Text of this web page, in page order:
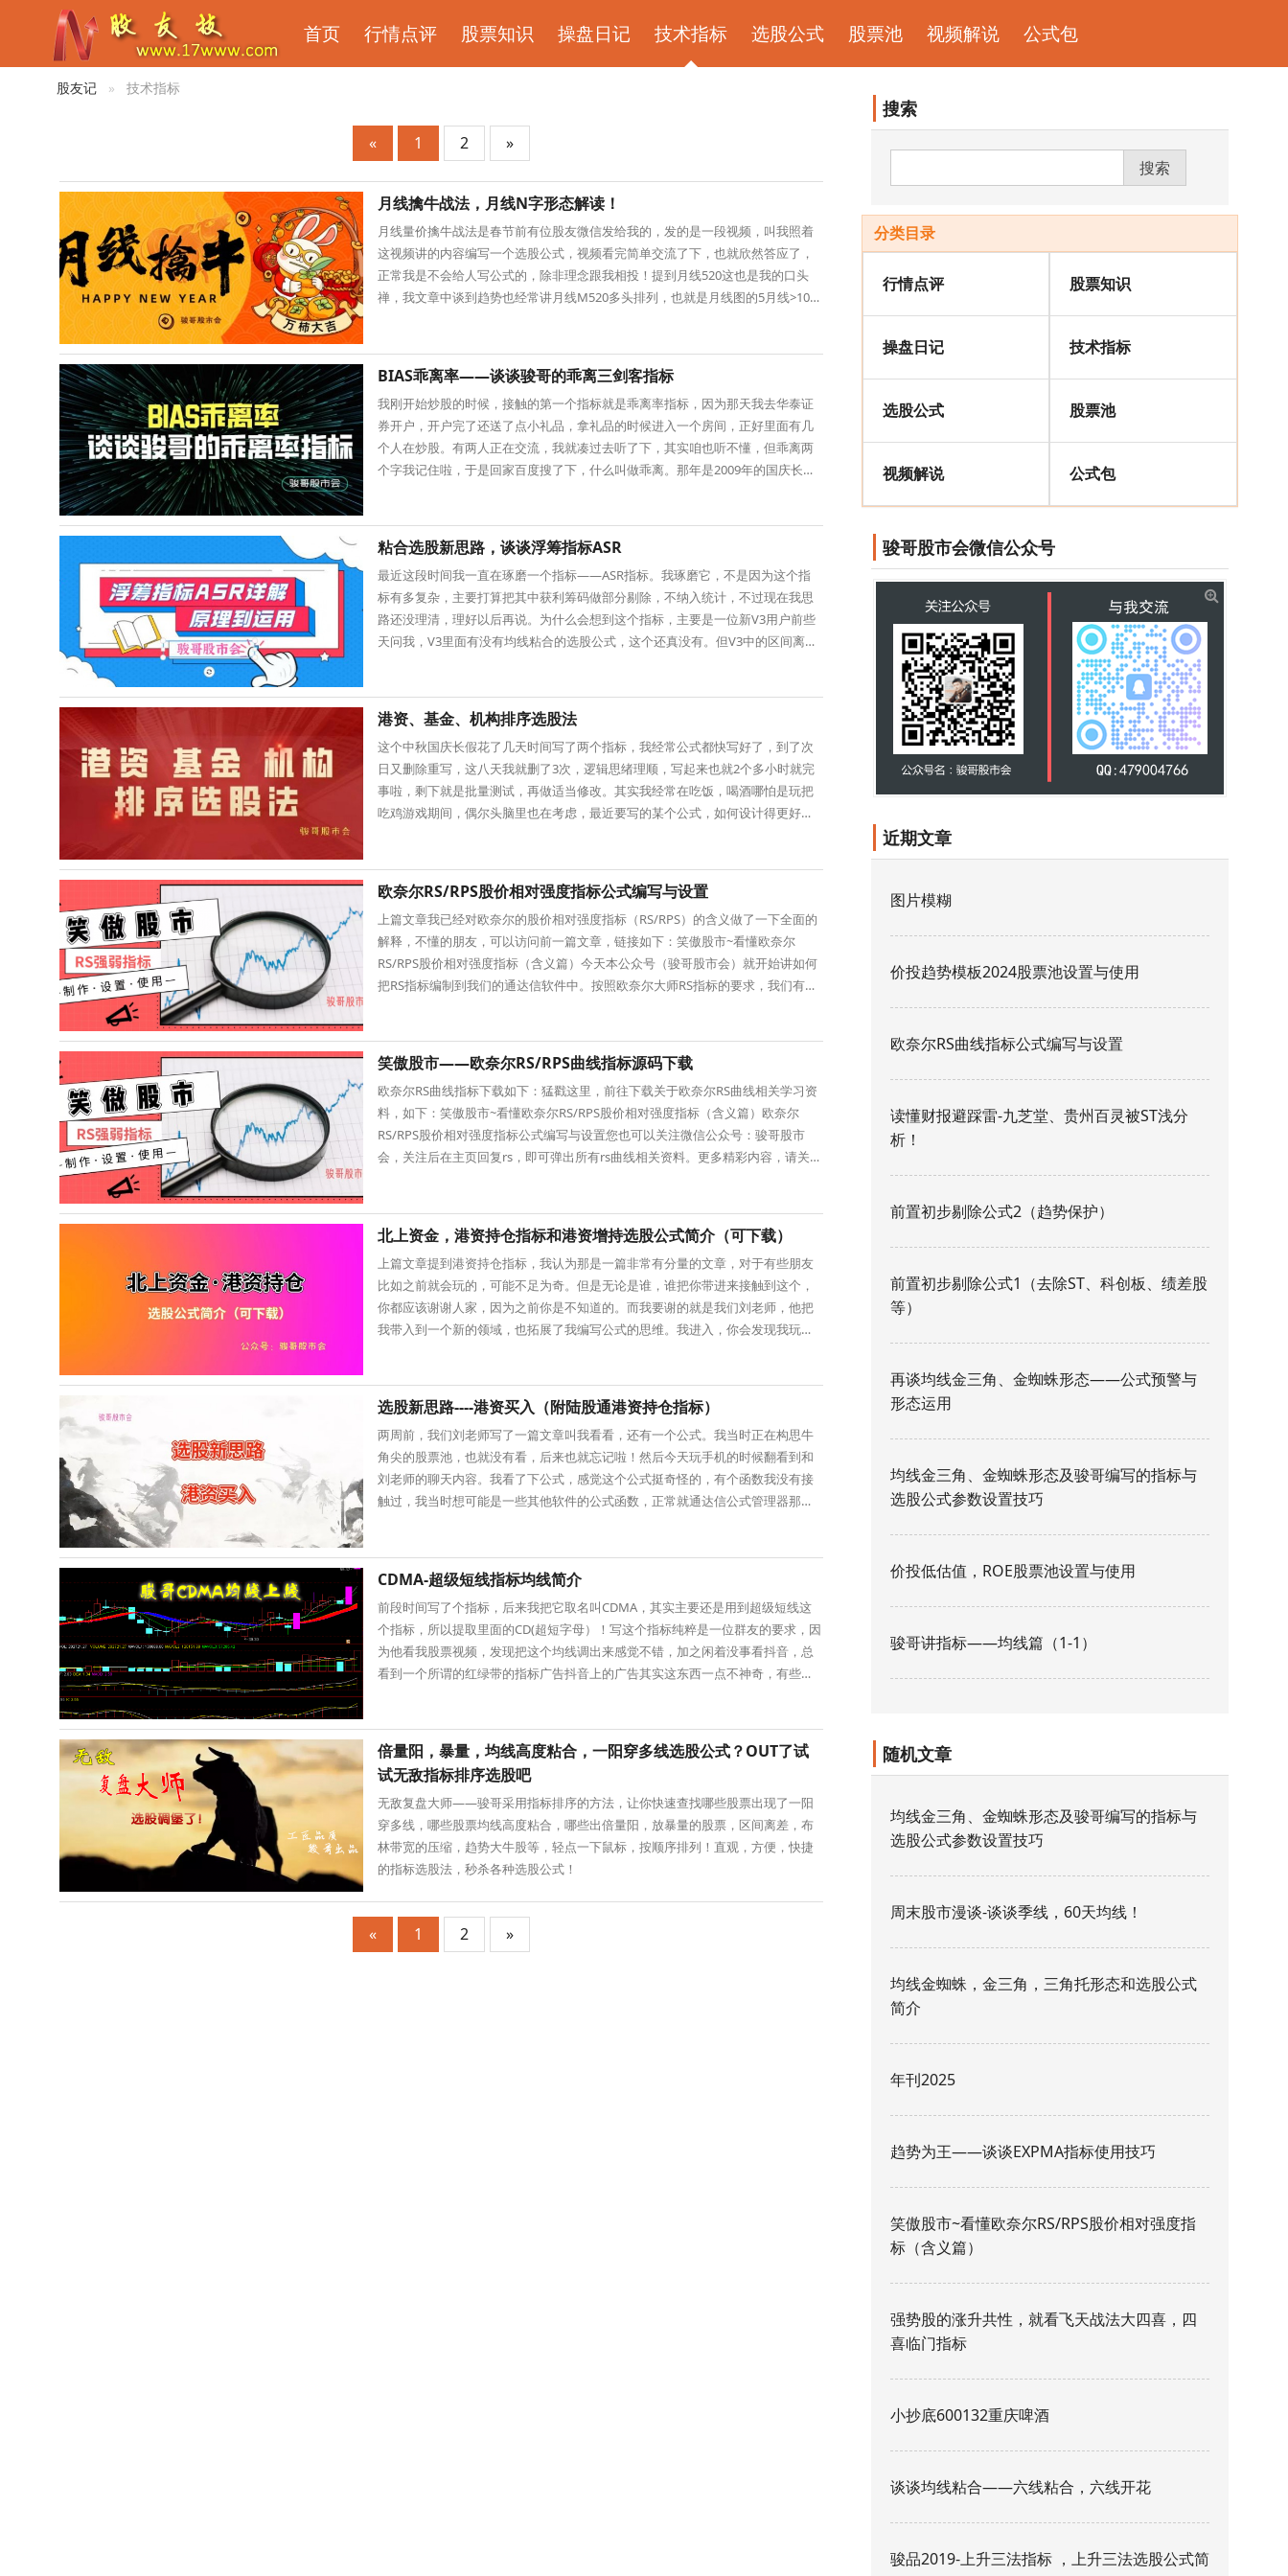
首页 行情点评 股票知识 操盘日记 技术指标 选股公式 股票池 视频解说 公式包
股友记 技术指标
« 1 2 »
月线擒牛战法，月线N字形态解读！
月线量价擒牛战法是春节前有位股友微信发给我的，发的是一段视频，叫我照着
这视频讲的内容编写一个选股公式，视频看完简单交流了下，也就欣然答应了，
正常我是不会给人写公式的，除非理念跟我相投！提到月线520这也是我的口头
禅，我文章中谈到趋势也经常讲月线M520多头排列，也就是月线图的5月线>10月
BIAS乖离率——谈谈骏哥的乖离三剑客指标
我刚开始炒股的时候，接触的第一个指标就是乖离率指标，因为那天我去华泰证
券开户，开户完了还送了点小礼品，拿礼品的时候进入一个房间，正好里面有几
个人在炒股。有两人正在交流，我就凑过去听了下，其实咱也听不懂，但乖离两
个字我记住啦，于是回家百度搜了下，什么叫做乖离。那年是2009年的国庆长假
粘合选股新思路，谈谈浮筹指标ASR
最近这段时间我一直在琢磨一个指标——ASR指标。我琢磨它，不是因为这个指
标有多复杂，主要打算把其中获利筹码做部分剔除，不纳入统计，不过现在我思
路还没理清，理好以后再说。为什么会想到这个指标，主要是一位新V3用户前些
天问我，V3里面有没有均线粘合的选股公式，这个还真没有。但V3中的区间离差
港资、基金、机构排序选股法
这个中秋国庆长假花了几天时间写了两个指标，我经常公式都快写好了，到了次
日又删除重写，这八天我就删了3次，逻辑思绪理顺，写起来也就2个多小时就完
事啦，剩下就是批量测试，再做适当修改。其实我经常在吃饭，喝酒哪怕是玩把
吃鸡游戏期间，偶尔头脑里也在考虑，最近要写的某个公式，如何设计得更好，
欧奈尔RS/RPS股价相对强度指标公式编写与设置
上篇文章我已经对欧奈尔的股价相对强度指标（RS/RPS）的含义做了一下全面的
解释，不懂的朋友，可以访问前一篇文章，链接如下：笑傲股市~看懂欧奈尔
RS/RPS股价相对强度指标（含义篇）今天本公众号（骏哥股市会）就开始讲如何
把RS指标编制到我们的通达信软件中。按照欧奈尔大师RS指标的要求，我们有必
笑傲股市——欧奈尔RS/RPS曲线指标源码下载
欧奈尔RS曲线指标下载如下：猛戳这里，前往下载关于欧奈尔RS曲线相关学习资
料，如下：笑傲股市~看懂欧奈尔RS/RPS股价相对强度指标（含义篇）欧奈尔
RS/RPS股价相对强度指标公式编写与设置您也可以关注微信公众号：骏哥股市
会，关注后在主页回复rs，即可弹出所有rs曲线相关资料。更多精彩内容，请关注
北上资金，港资持仓指标和港资增持选股公式简介（可下载）
上篇文章提到港资持仓指标，我认为那是一篇非常有分量的文章，对于有些朋友
比如之前就会玩的，可能不足为奇。但是无论是谁，谁把你带进来接触到这个，
你都应该谢谢人家，因为之前你是不知道的。而我要谢的就是我们刘老师，他把
我带入到一个新的领域，也拓展了我编写公式的思维。我进入，你会发现我玩的
选股新思路----港资买入（附陆股通港资持仓指标）
两周前，我们刘老师写了一篇文章叫我看看，还有一个公式。我当时正在构思牛
角尖的股票池，也就没有看，后来也就忘记啦！然后今天玩手机的时候翻看到和
刘老师的聊天内容。我看了下公式，感觉这个公式挺奇怪的，有个函数我没有接
触过，我当时想可能是一些其他软件的公式函数，正常就通达信公式管理器那些
CDMA-超级短线指标均线简介
前段时间写了个指标，后来我把它取名叫CDMA，其实主要还是用到超级短线这
个指标，所以提取里面的CD(超短字母）！写这个指标纯粹是一位群友的要求，因
为他看我股票视频，发现把这个均线调出来感觉不错，加之闲着没事看抖音，总
看到一个所谓的红绿带的指标广告抖音上的广告其实这东西一点不神奇，有些甚
倍量阳，暴量，均线高度粘合，一阳穿多线选股公式？OUT了试
试无敌指标排序选股吧
无敌复盘大师——骏哥采用指标排序的方法，让你快速查找哪些股票出现了一阳
穿多线，哪些股票均线高度粘合，哪些出倍量阳，放暴量的股票，区间离差，布
林带宽的压缩，趋势大牛股等，轻点一下鼠标，按顺序排列！直观，方便，快捷
的指标选股法，秒杀各种选股公式！
« 1 2 »
搜索
搜索
分类目录
行情点评 股票知识
操盘日记 技术指标
选股公式 股票池
视频解说 公式包
骏哥股市会微信公众号
近期文章
图片模糊
价投趋势模板2024股票池设置与使用
欧奈尔RS曲线指标公式编写与设置
读懂财报避踩雷-九芝堂、贵州百灵被ST浅分
析！
前置初步剔除公式2（趋势保护）
前置初步剔除公式1（去除ST、科创板、绩差股
等）
再谈均线金三角、金蜘蛛形态——公式预警与
形态运用
均线金三角、金蜘蛛形态及骏哥编写的指标与
选股公式参数设置技巧
价投低估值，ROE股票池设置与使用
骏哥讲指标——均线篇（1-1）
随机文章
均线金三角、金蜘蛛形态及骏哥编写的指标与
选股公式参数设置技巧
周末股市漫谈-谈谈季线，60天均线！
均线金蜘蛛，金三角，三角托形态和选股公式
简介
年刊2025
趋势为王——谈谈EXPMA指标使用技巧
笑傲股市~看懂欧奈尔RS/RPS股价相对强度指
标（含义篇）
强势股的涨升共性，就看飞天战法大四喜，四
喜临门指标
小抄底600132重庆啤酒
谈谈均线粘合——六线粘合，六线开花
骏品2019-上升三法指标 ，上升三法选股公式简